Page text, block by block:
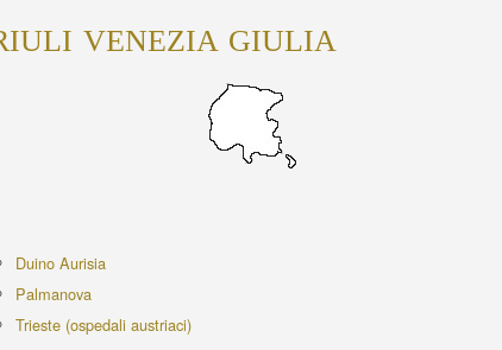
VENEZIA GIULIA
Duino Aurisia
Palmanova
Trieste (ospedali austriaci)